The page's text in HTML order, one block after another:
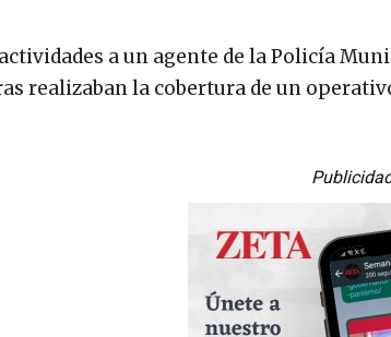
a un agente de la Policía
realizaban la cobertura de un